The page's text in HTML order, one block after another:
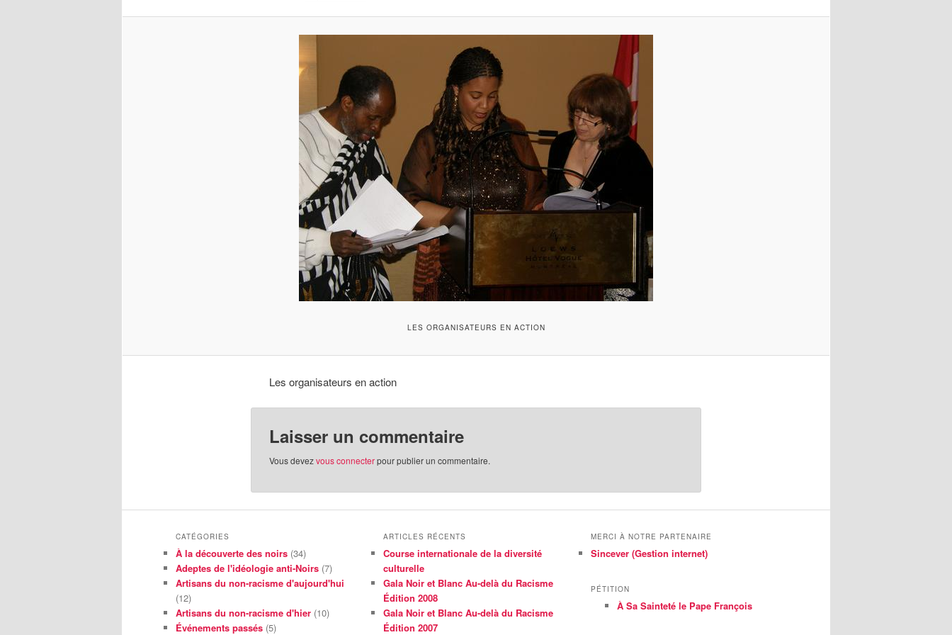
LES ORGANISATEURS EN ACTION
Les organisateurs en action
Laisser un commentaire
Vous devezvous connecterpour publier un commentaire.
CATÉGORIES
À la découverte des noirs (34)
Adeptes de l'idéologie anti-Noirs (7)
Artisans du non-racisme d'aujourd'hui
(12)
Artisans du non-racisme d'hier (10)
Événements passés (5)
ARTICLES RÉCENTS
Course internationale de la diversité
culturelle
Gala Noir et Blanc Au-delà du Racisme
Édition 2008
Gala Noir et Blanc Au-delà du Racisme
Édition 2007
MERCI À NOTRE PARTENAIRE
Sincever (Gestion internet)
PÉTITION
À Sa Sainteté le Pape François